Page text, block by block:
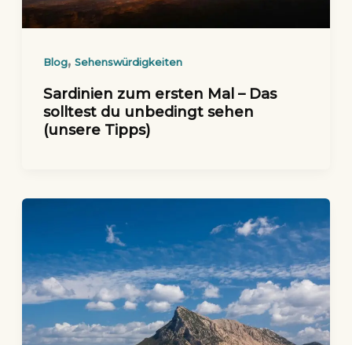
Blog,Sehenswürdigkeiten
Sardinien zum ersten Mal – Das
solltest du unbedingt sehen
(unsere Tipps)